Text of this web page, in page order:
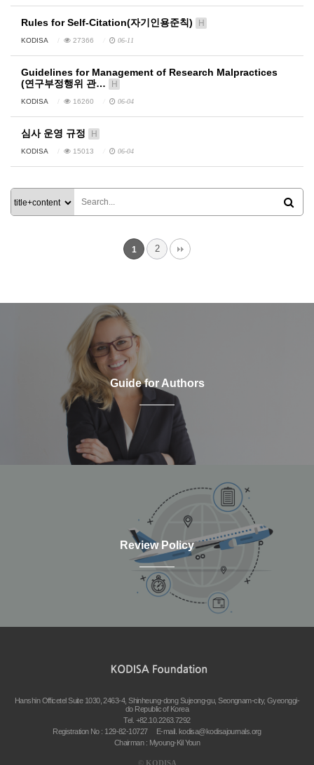
Rules for Self-Citation(자기인용준칙) H
KODISA 27366 06-11
Guidelines for Management of Research Malpractices
(연구부정행위 관…
H
KODISA 16260 06-04
심사 운영 규정 H
KODISA 15013 06-04
1 2
Guide for Authors
Review Policy
Hanshin Officetel Suite 1030, 2463-4, Shinheung-dong Sujeong-gu, Seongnam-city, Gyeonggi-
do Republic of Korea
Tel. +82.10.2263.7292
Registration No : 129-82-10727
E-mail. kodisa@kodisajournals.org
Chairman : Myoung-Kil Youn
© KODISA